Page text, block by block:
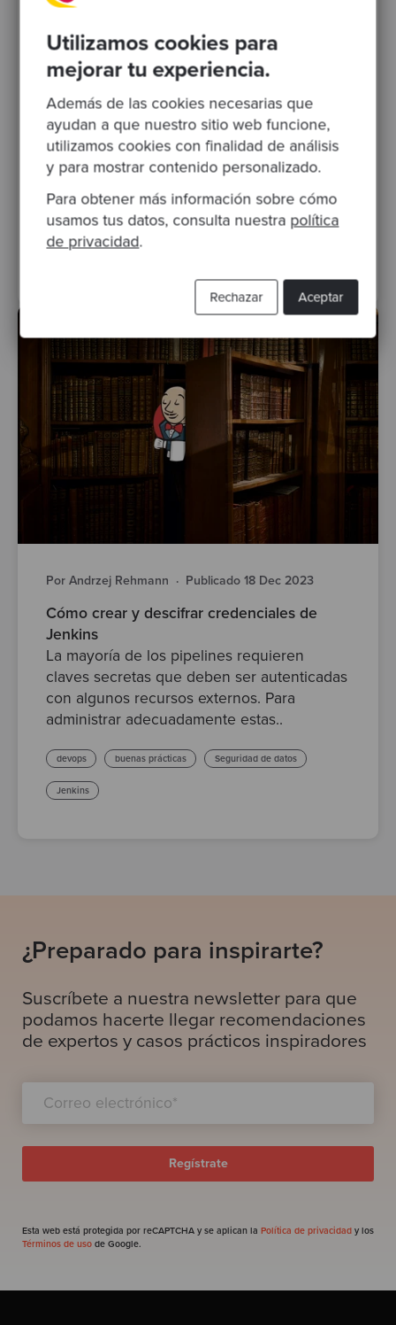
Utilizamos cookies para
mejorar tu experiencia.
Además de las cookies necesarias que
ayudan a que nuestro sitio web funcione,
utilizamos cookies con finalidad de análisis
y para mostrar contenido personalizado.
Para obtener más información sobre cómo
usamos tus datos, consulta nuestra política
de privacidad.
Aceptar
Rechazar
Publicado 03 Apr 2024
Fireside Chat #63: Optimizando la
productividad en equipos de dev
¿Qué es la productividad de los equipos de
desarrollo? ¿Existe un equilibrio entre
velocidad y calidad? ¿Qué estrategias
devops software craftsmanship Developer experience
Por Andrzej Rehmann · Publicado 18 Dec 2023
Cómo crear y descifrar credenciales de
Jenkins
La mayoría de los pipelines requieren
claves secretas que deben ser autenticadas
con algunos recursos externos. Para
administrar adecuadamente estas..
devops buenas prácticas Seguridad de datos
Jenkins
¿Preparado para inspirarte?
Suscríbete a nuestra newsletter para que
podamos hacerte llegar recomendaciones
de expertos y casos prácticos inspiradores
Esta web está protegida por reCAPTCHA y se aplican la Política de privacidad y los
Términos de uso de Google.